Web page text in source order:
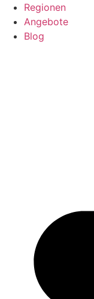
Regionen
Angebote
Blog